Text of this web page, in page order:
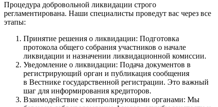
Процедура добровольной ликвидации строго
регламентирована. Наши специалисты проведут вас через все
этапы:
Принятие решения о ликвидации: Подготовка
протокола общего собрания участников о начале
ликвидации и назначении ликвидационной комиссии.
Уведомление о ликвидации: Подача документов в
регистрирующий орган и публикация сообщения
в Вестнике государственной регистрации. Это важный
шаг для информирования кредиторов.
Взаимодействие с контролирующими органами: Мы